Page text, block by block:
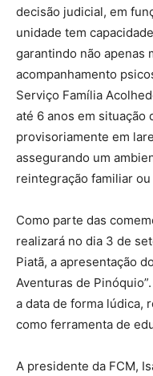
decisão judicial, em
unidade tem
garantindo não apenas
acompanhamento
Serviço Família
até 6 anos em situação
provisoriamente em
assegurando um
reintegração familiar
Como parte das
realizará no dia 3 de
Piatã, a apresentação
Aventuras de
a data de forma lúdica,
como ferramenta de
A presidente da FCM,